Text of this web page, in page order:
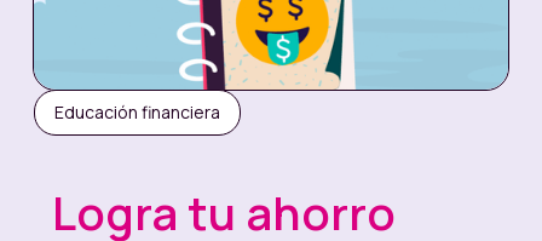
Educación financiera
Logra tu ahorro